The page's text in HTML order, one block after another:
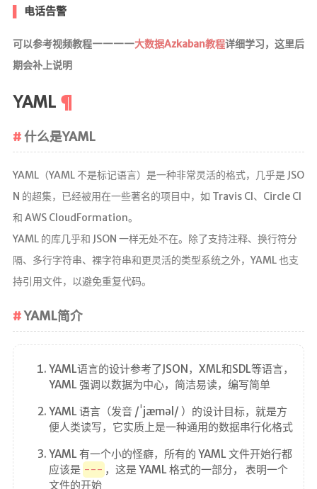
电话告警
可以参考视频教程————大数据Azkaban教程详细学习，这里后
期会补上说明
YAML
什么是YAML
YAML（YAML 不是标记语言）是一种非常灵活的格式，几乎是 JSO
N 的超集，已经被用在一些著名的项目中，如 Travis CI、Circle CI
和 AWS CloudFormation。
YAML 的库几乎和 JSON 一样无处不在。除了支持注释、换行符分
隔、多行字符串、裸字符串和更灵活的类型系统之外，YAML 也支
持引用文件，以避免重复代码。
YAML简介
YAML语言的设计参考了JSON，XML和SDL等语言，
YAML 强调以数据为中心，简洁易读，编写简单
YAML 语言（发音 /ˈjæməl/ ）的设计目标，就是方
便人类读写，它实质上是一种通用的数据串行化格式
YAML 有一个小的怪癖，所有的 YAML 文件开始行都
应该是 --- ，这是 YAML 格式的一部分， 表明一个
文件的开始